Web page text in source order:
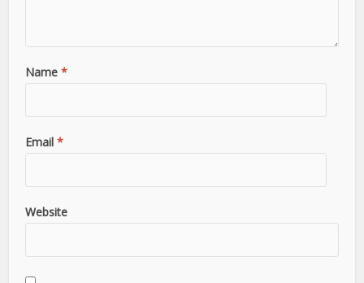
Name *
Email *
Website